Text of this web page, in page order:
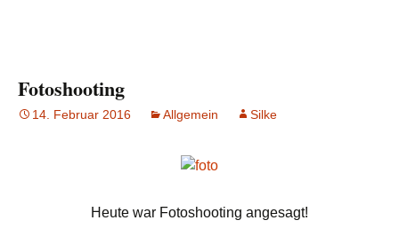
Fotoshooting
14. Februar 2016 Allgemein Silke
Heute war Fotoshooting angesagt!